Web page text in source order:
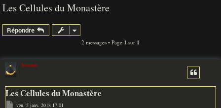
Les Cellules du Monastère
Répondre
2 messages • Page 1 sur 1
Yuimen
Les Cellules du Monastère
M
ven. 5 janv. 2018 17:01